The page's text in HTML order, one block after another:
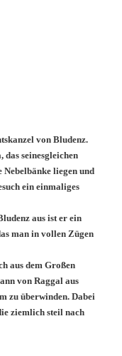
von Bludenz.
das seinesgleichen
liegen und
ein einmaliges
aus ist er ein
man in vollen Zügen
aus dem Großen
von Raggal aus
zu überwinden. Dabei
ziemlich steil nach